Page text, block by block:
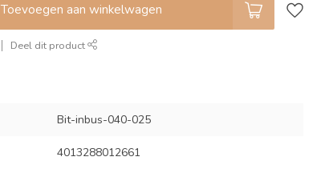
Toevoegen aan winkelwagen
Deel dit product
Bit-inbus-040-025
4013288012661